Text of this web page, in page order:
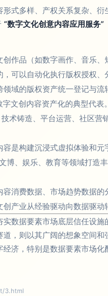
式多样、产权关系复杂、
“数字文化创意内容应用服务”
创作品（如数字画作、音乐
可以自动化执行版权授权
域的版权资产统一登记与流
文创内容资产化的典型代
术铸造、平台运营、社区
容是构建沉浸式虚拟体验和元
博、娱乐、教育等领域打
容消费数据、市场趋势数据
产业从经验驱动向数据驱动
数据要素市场底层信任设
，则以其广阔的想象空间
济，特别是数据要素市场
3.html